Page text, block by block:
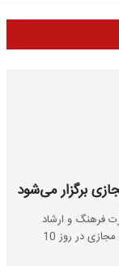
برگزار می‌شود
فرهنگ و ارشاد
اسلامی از برگزاری چهارمین نشست ملی فعالان فضای مجازی در روز 10